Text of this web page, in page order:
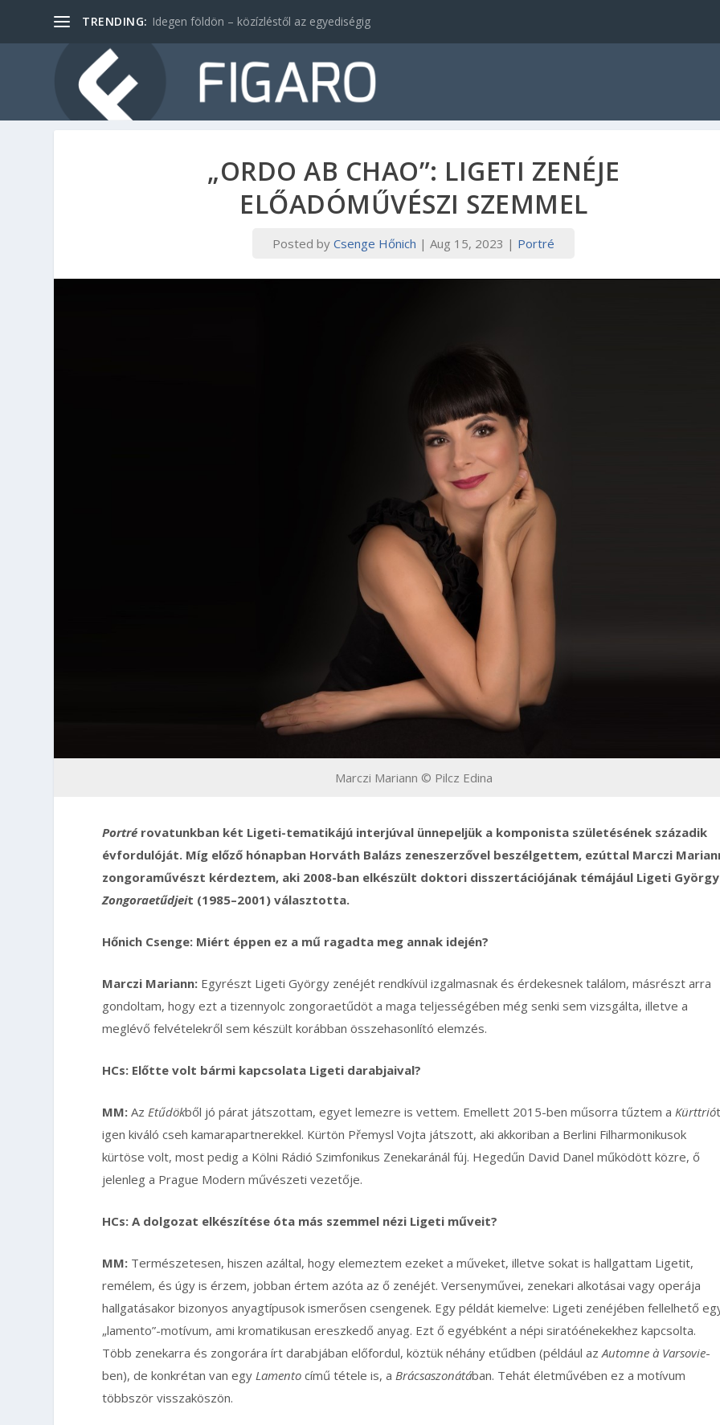
TRENDING: Idegen földön – közízléstől az egyediségig
„ORDO AB CHAO”: LIGETI ZENÉJE
ELŐADÓMŰVÉSZI SZEMMEL
Posted byCsenge Hőnich |Aug 15, 2023 | Portré
Marczi Mariann © Pilcz Edina
Portré rovatunkban két Ligeti-tematikájú interjúval ünnepeljük a komponista születésének századik
évfordulóját. Míg előző hónapban Horváth Balázs zeneszerzővel beszélgettem, ezúttal Marczi
zongoraművészt kérdeztem, aki 2008-ban elkészült doktori disszertációjának témájául Ligeti György
Zongoraetűdjeit (1985–2001) választotta.
Hőnich Csenge: Miért éppen ez a mű ragadta meg annak idején?
Marczi Mariann: Egyrészt Ligeti György zenéjét rendkívül izgalmasnak és érdekesnek találom, másrészt arra
gondoltam, hogy ezt a tizennyolc zongoraetűdöt a maga teljességében még senki sem vizsgálta, illetve a
meglévő felvételekről sem készült korábban összehasonlító elemzés.
HCs: Előtte volt bármi kapcsolata Ligeti darabjaival?
MM: Az Etűdökből jó párat játszottam, egyet lemezre is vettem. Emellett 2015-ben műsorra tűztem a Kürttrió
igen kiváló cseh kamarapartnerekkel. Kürtön Přemysl Vojta játszott, aki akkoriban a Berlini Filharmonikusok
kürtöse volt, most pedig a Kölni Rádió Szimfonikus Zenekaránál fúj. Hegedűn David Danel működött közre, ő
jelenleg a Prague Modern művészeti vezetője.
HCs: A dolgozat elkészítése óta más szemmel nézi Ligeti műveit?
MM: Természetesen, hiszen azáltal, hogy elemeztem ezeket a műveket, illetve sokat is hallgattam Ligetit,
remélem, és úgy is érzem, jobban értem azóta az ő zenéjét. Versenyművei, zenekari alkotásai vagy operája
hallgatásakor bizonyos anyagtípusok ismerősen csengenek. Egy példát kiemelve: Ligeti zenéjében fellelhető
„lamento”-motívum, ami kromatikusan ereszkedő anyag. Ezt ő egyébként a népi siratóénekekhez kapcsolta.
Több zenekarra és zongorára írt darabjában előfordul, köztük néhány etűdben (például azAutomne à Varsovie-
ben), de konkrétan van egy Lamento című tétele is, a Brácsaszonátában. Tehát életművében ez a motívum
többször visszaköszön.